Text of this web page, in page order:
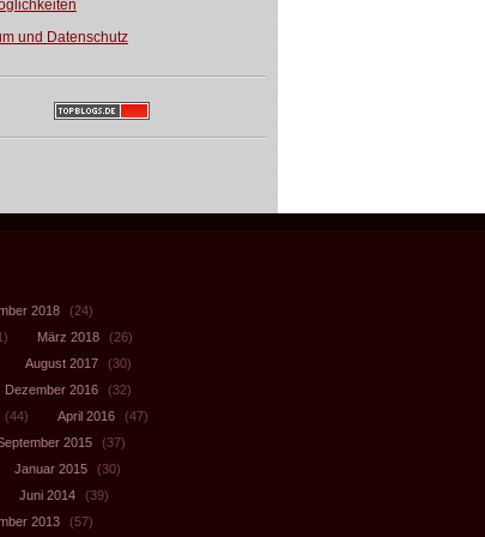
und Datenschutz
2018
(24)
März 2018
(26)
August 2017
(30)
Dezember 2016
(32)
(44) April 2016
(47)
2015
(37)
Januar 2015
(30)
Juni 2014
(39)
2013 (57)